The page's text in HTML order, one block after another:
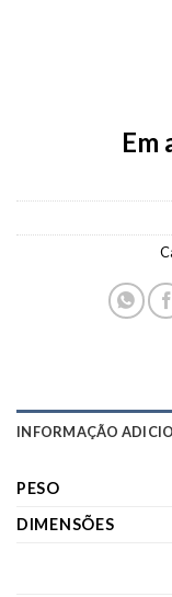
Em
INFORMAÇÃO
PESO
DIMENSÕES